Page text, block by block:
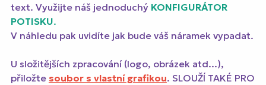
text. Využijte náš jednoduchý KONFIGURÁTOR
POTISKU.
V náhledu pak uvidíte jak bude váš náramek vypadat.
U složitějších zpracování (logo, obrázek atd...),
přiložte soubor s vlastní grafikou. SLOUŽÍ TAKÉ PRO